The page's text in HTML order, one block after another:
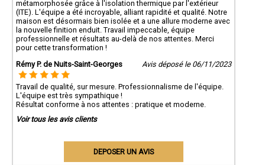
métamorphosée grâce à l'isolation thermique par l'extérieur
(ITE). L'équipe a été incroyable, alliant rapidité et qualité. Notre
maison est désormais bien isolée et a une allure moderne avec
la nouvelle finition enduit. Travail impeccable, équipe
professionnelle et résultats au-delà de nos attentes. Merci
pour cette transformation !
Rémy P. de Nuits-Saint-Georges
Avis déposé le 06/11/2023
Travail de qualité, sur mesure. Professionnalisme de l'équipe.
L'équipe est très sympathique !
Résultat conforme à nos attentes : pratique et moderne.
Voir tous les avis clients
DEPOSER UN AVIS